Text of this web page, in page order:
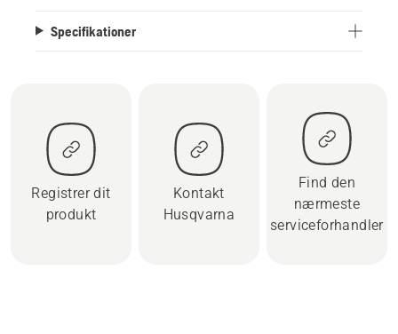
Specifikationer
Registrer dit
produkt
Kontakt
Husqvarna
Find den
nærmeste
serviceforhandler